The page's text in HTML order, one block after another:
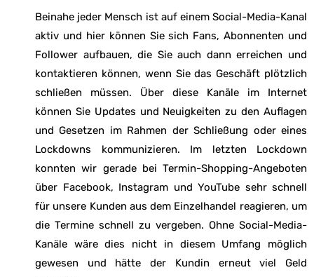
Beinahe jeder Mensch ist auf einem Social-Media-Kanal
aktiv und hier können Sie sich Fans, Abonnenten und
Follower aufbauen, die Sie auch dann erreichen und
kontaktieren können, wenn Sie das Geschäft plötzlich
schließen müssen. Über diese Kanäle im Internet
können Sie Updates und Neuigkeiten zu den Auflagen
und Gesetzen im Rahmen der Schließung oder eines
Lockdowns kommunizieren. Im letzten Lockdown
konnten wir gerade bei Termin-Shopping-Angeboten
über Facebook, Instagram und YouTube sehr schnell
für unsere Kunden aus dem Einzelhandel reagieren, um
die Termine schnell zu vergeben. Ohne Social-Media-
Kanäle wäre dies nicht in diesem Umfang möglich
gewesen und hätte der Kundin erneut viel Geld